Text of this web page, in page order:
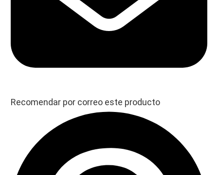
Recomendar por correo este producto